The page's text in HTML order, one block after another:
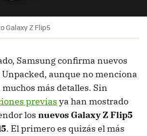
Galaxy Z Flip5
Samsung confirma nuevos
Unpacked, aunque no menciona
más detalles. Sin
previas ya han mostrado
los nuevos Galaxy Z Flip5
. El primero es quizás el más